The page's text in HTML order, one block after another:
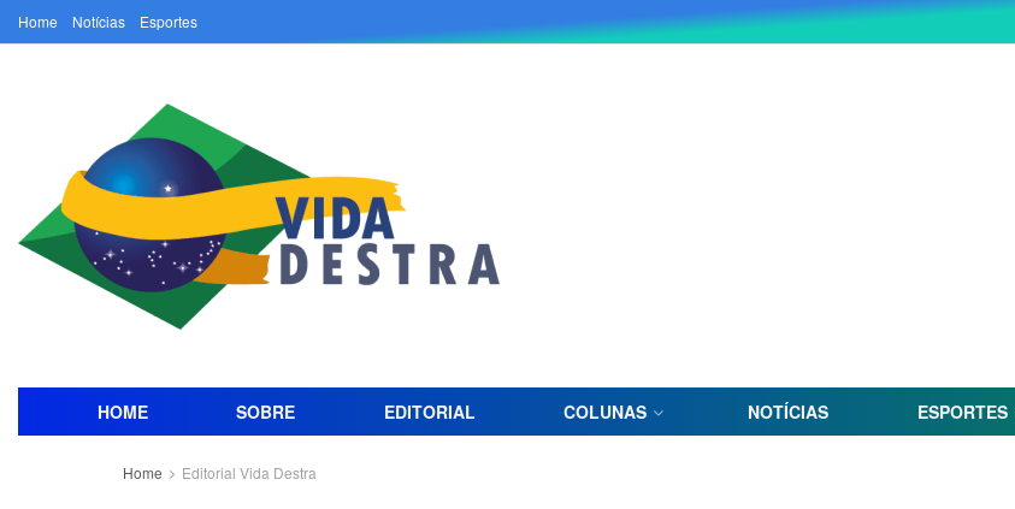
Home Notícias Esportes
HOME SOBRE EDITORIAL COLUNAS NOTÍCIAS ESPORTES
Home Editorial Vida Destra